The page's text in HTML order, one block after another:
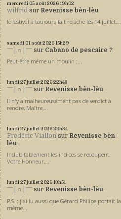
mercredi 05 août 202619h02
wilfrid sur Revenisse bèn-lèu
le festival a toujours fait relache les 14 juillet,...
samedi 01 août 202615h29
ˉˉˉ│∩│ˉˉˉ sur Cabano de pescaire ?
Peut-être même un moulin :...
lundi 27juillet 202622h43
ˉˉˉ│∩│ˉˉˉ sur Revenisse bèn-lèu
Il n'y a malheureusement pas de verdict à
rendre, Maître,...
lundi 27juillet 202622h34
Frédéric Viallon sur Revenisse bèn-
lèu
Indubitablement les indices se recoupent.
Votre Honneur,...
lundi 27juillet 202613h51
ˉˉˉ│∩│ˉˉˉ sur Revenisse bèn-lèu
P.S. : j'ai lu aussi que Gérard Philipe portait la
même...